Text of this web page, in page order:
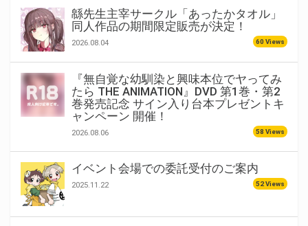
緜先生主宰サークル「あったかタオル」
同人作品の期間限定販売が決定！
2026.08.04 60 Views
『無自覚な幼馴染と興味本位でヤってみ
たら THE ANIMATION』DVD 第1巻・第2
巻発売記念 サイン入り台本プレゼントキ
ャンペーン 開催！
2026.08.06 58 Views
イベント会場での委託受付のご案内
2025.11.22 52 Views